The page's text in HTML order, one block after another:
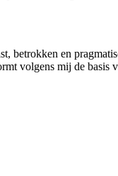
en
volgens mij de basis